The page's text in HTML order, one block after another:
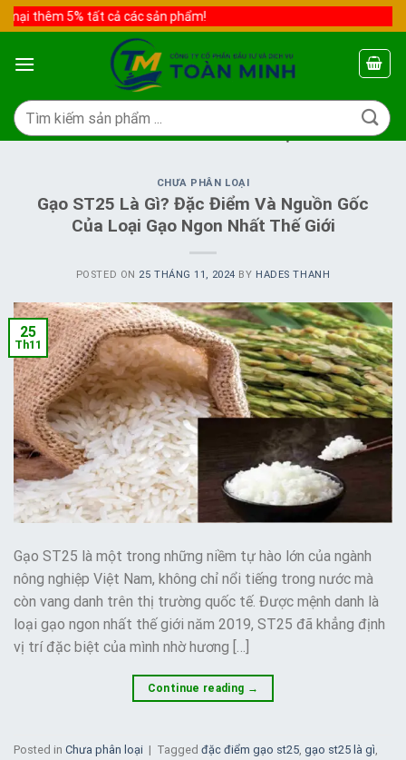
Skip
to
content
thêm 5% tất cả các sản phẩm!
Tìm
kiếm:
TAG ARCHIVES:NGUỒN GỐC GẠO ST25
CHƯA PHÂN LOẠI
Gạo ST25 Là Gì? Đặc Điểm Và Nguồn Gốc
Của Loại Gạo Ngon Nhất Thế Giới
POSTED ON 25 THÁNG 11, 2024 BY HADES THANH
25
Th11
Gạo ST25 là một trong những niềm tự hào lớn của ngành
nông nghiệp Việt Nam, không chỉ nổi tiếng trong nước mà
còn vang danh trên thị trường quốc tế. Được mệnh danh là
loại gạo ngon nhất thế giới năm 2019, ST25 đã khẳng định
vị trí đặc biệt của mình nhờ hương […]
Continue reading →
Posted in Chưa phân loại | Tagged đặc điểm gạo st25, gạo st25 là gì,